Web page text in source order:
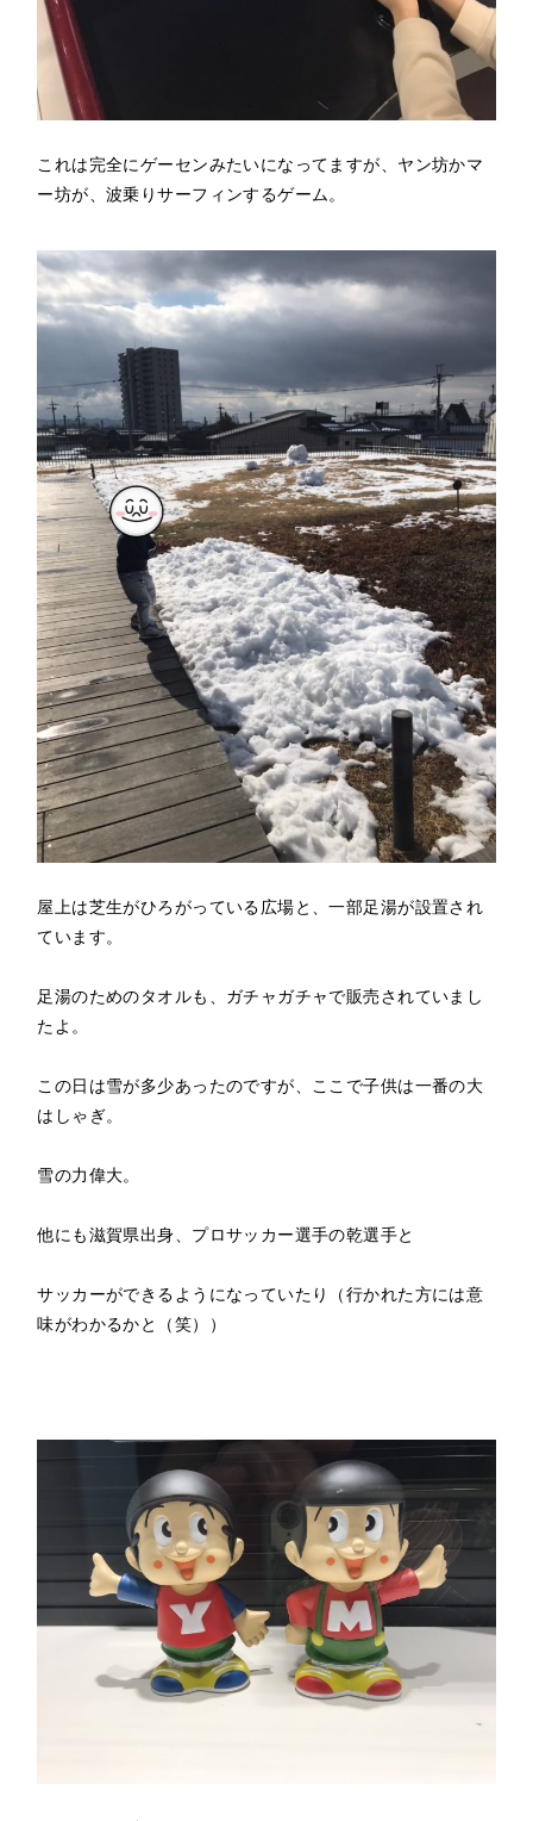
これは完全にゲーセンみたいになってますが、ヤン坊かマ
ー坊が、波乗りサーフィンするゲーム。
屋上は芝生がひろがっている広場と、一部足湯が設置され
ています。
足湯のためのタオルも、ガチャガチャで販売されていまし
たよ。
この日は雪が多少あったのですが、ここで子供は一番の大
はしゃぎ。
雪の力偉大。
他にも滋賀県出身、プロサッカー選手の乾選手と
サッカーができるようになっていたり（行かれた方には意
味がわかるかと（笑））